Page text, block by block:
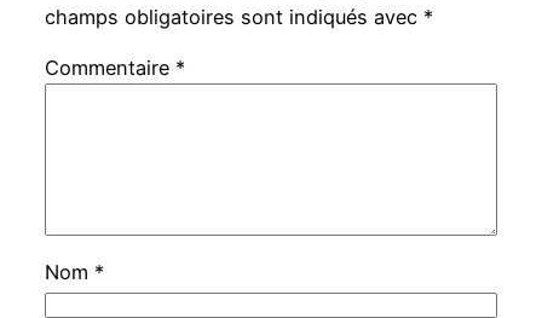
champs obligatoires sont indiqués avec *
Commentaire *
Nom *